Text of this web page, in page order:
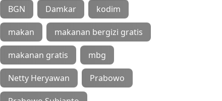
BGN Damkar kodim
makan makanan bergizi gratis
makanan gratis mbg
Netty Heryawan Prabowo